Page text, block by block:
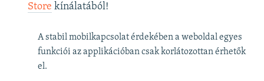
Store kínálatából!
A stabil mobilkapcsolat érdekében a weboldal egyes
funkciói az applikációban csak korlátozottan érhetők
el.